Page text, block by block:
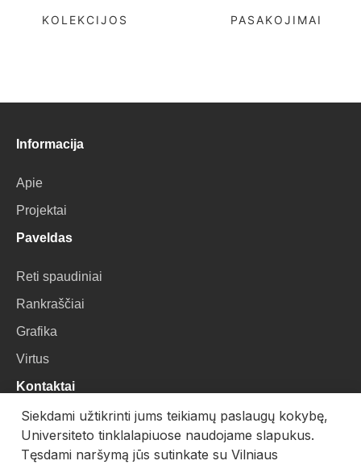
KOLEKCIJOS PASAKOJIMAI
Informacija
Apie
Projektai
Paveldas
Reti spaudiniai
Rankraščiai
Grafika
Virtus
Kontaktai
VU Biblioteka
Universiteto g. 3, LT-01122, Vilnius
Siekdami užtikrinti jums teikiamų paslaugų kokybę,
Universiteto tinklalapiuose naudojame slapukus.
Tęsdami naršymą jūs sutinkate su Vilniaus